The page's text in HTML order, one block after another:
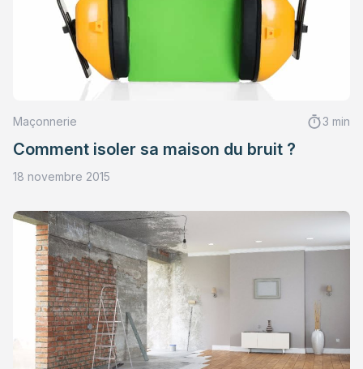
Maçonnerie 3 min
Comment isoler sa maison du bruit ?
18 novembre 2015